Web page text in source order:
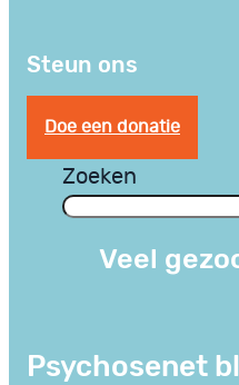
Steun ons
Doe een donatie
Zoeken
Veel
Psychosenet